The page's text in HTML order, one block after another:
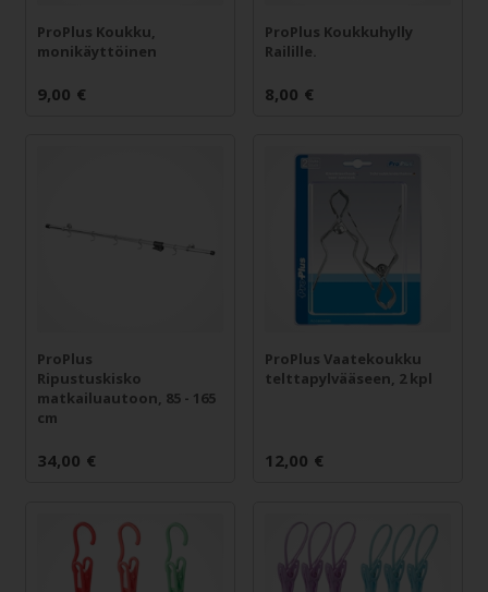
ProPlus Koukku,
monikäyttöinen
9,00 €
ProPlus Koukkuhylly
Railille.
8,00 €
ProPlus
Ripustuskisko
matkailuautoon, 85 - 165
cm
34,00 €
ProPlus Vaatekoukku
telttapylvääseen, 2 kpl
12,00 €